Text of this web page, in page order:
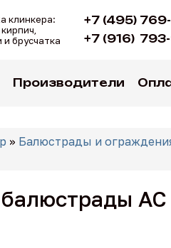
клинкера:
и брусчатка
+7 (495)
+7 (916)
Производители
» Балюстрады и